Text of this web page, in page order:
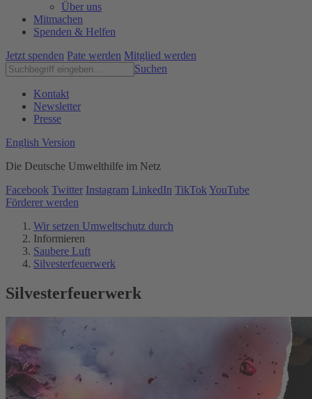
Über uns
Mitmachen
Spenden & Helfen
Jetzt spenden Pate werden Mitglied werden
Suchen
Kontakt
Newsletter
Presse
English Version
Die Deutsche Umwelthilfe im Netz
Facebook Twitter Instagram LinkedIn TikTok YouTube
Förderer werden
Wir setzen Umweltschutz durch
Informieren
Saubere Luft
Silvesterfeuerwerk
Silvesterfeuerwerk